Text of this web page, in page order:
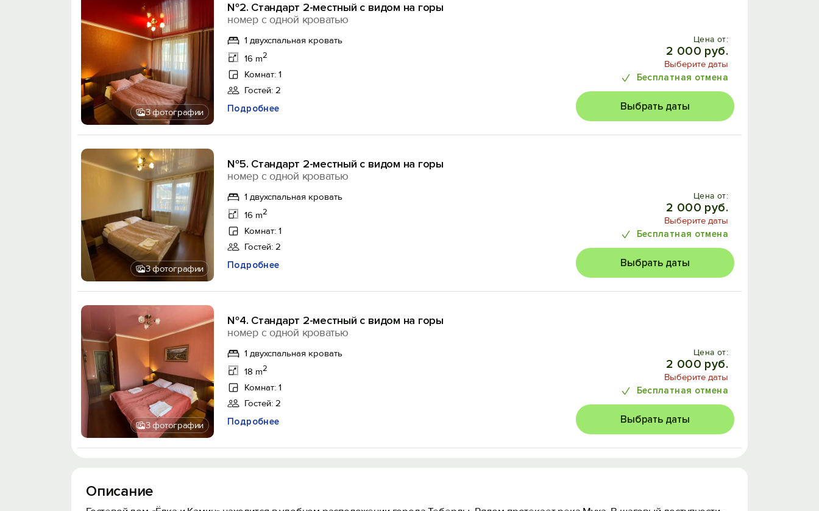
3 фотографии
№2. Стандарт 2-местный с видом на горы
номер с одной кроватью
1 двухспальная кровать
16 m2
Комнат: 1
Гостей: 2
Подробнее
Цена от:
2 000 руб.
Выберите даты
Бесплатная отмена
Выбрать даты
3 фотографии
№5. Стандарт 2-местный с видом на горы
номер с одной кроватью
1 двухспальная кровать
16 m2
Комнат: 1
Гостей: 2
Подробнее
Цена от:
2 000 руб.
Выберите даты
Бесплатная отмена
Выбрать даты
3 фотографии
№4. Стандарт 2-местный с видом на горы
номер с одной кроватью
1 двухспальная кровать
18 m2
Комнат: 1
Гостей: 2
Подробнее
Цена от:
2 000 руб.
Выберите даты
Бесплатная отмена
Выбрать даты
Описание